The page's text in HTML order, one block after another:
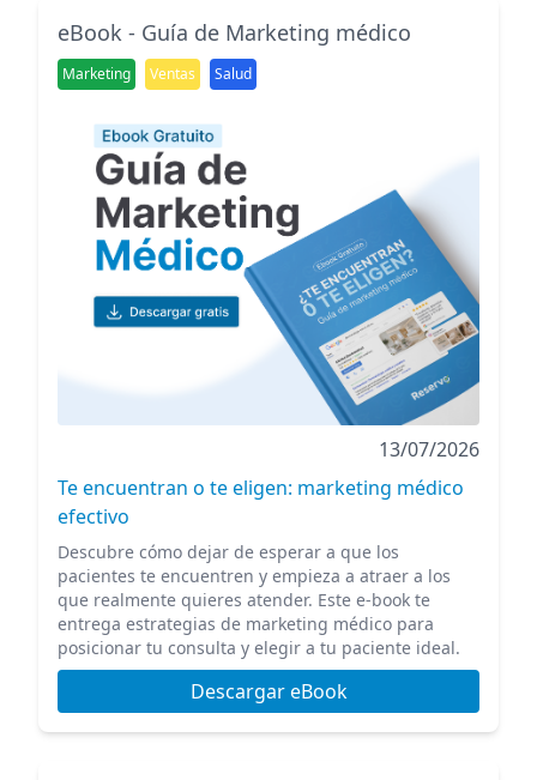
eBook - Guía de Marketing médico
Marketing Ventas Salud
13/07/2026
Te encuentran o te eligen: marketing médico
efectivo
Descubre cómo dejar de esperar a que los
pacientes te encuentren y empieza a atraer a los
que realmente quieres atender. Este e-book te
entrega estrategias de marketing médico para
posicionar tu consulta y elegir a tu paciente ideal.
Descargar eBook